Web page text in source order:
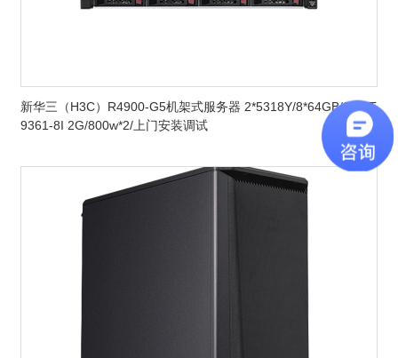
新华三（H3C）R4900-G5机架式服务器 2*5318Y/8*64GB/2*12T
9361-8I 2G/800w*2/上门安装调试